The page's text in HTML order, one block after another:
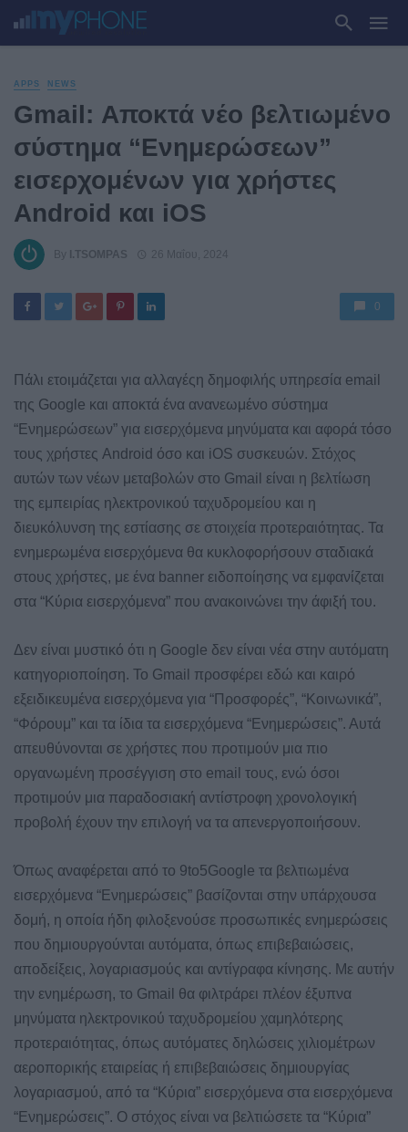
APPS NEWS
Gmail: Αποκτά νέο βελτιωμένο
σύστημα “Ενημερώσεων”
εισερχομένων για χρήστες
Android και iOS
By I.TSOMPAS 26 Μαΐου, 2024
0
Πάλι ετοιμάζεται για αλλαγέςη δημοφιλής υπηρεσία email
της Google και αποκτά ένα ανανεωμένο σύστημα
“Eνημερώσεων” για εισερχόμενα μηνύματα και αφορά τόσο
τους χρήστες Android όσο και iOS συσκευών. Στόχος
αυτών των νέων μεταβολών στο Gmail είναι η βελτίωση
της εμπειρίας ηλεκτρονικού ταχυδρομείου και η
διευκόλυνση της εστίασης σε στοιχεία προτεραιότητας. Τα
ενημερωμένα εισερχόμενα θα κυκλοφορήσουν σταδιακά
στους χρήστες, με ένα banner ειδοποίησης να εμφανίζεται
στα “Κύρια εισερχόμενα” που ανακοινώνει την άφιξή του.
Δεν είναι μυστικό ότι η Google δεν είναι νέα στην αυτόματη
κατηγοριοποίηση. Το Gmail προσφέρει εδώ και καιρό
εξειδικευμένα εισερχόμενα για “Προσφορές”, “Κοινωνικά”,
“Φόρουμ” και τα ίδια τα εισερχόμενα “Ενημερώσεις”. Αυτά
απευθύνονται σε χρήστες που προτιμούν μια πιο
οργανωμένη προσέγγιση στο email τους, ενώ όσοι
προτιμούν μια παραδοσιακή αντίστροφη χρονολογική
προβολή έχουν την επιλογή να τα απενεργοποιήσουν.
Όπως αναφέρεται από το 9to5Google τα βελτιωμένα
εισερχόμενα “Ενημερώσεις” βασίζονται στην υπάρχουσα
δομή, η οποία ήδη φιλοξενούσε προσωπικές ενημερώσεις
που δημιουργούνται αυτόματα, όπως επιβεβαιώσεις,
αποδείξεις, λογαριασμούς και αντίγραφα κίνησης. Με αυτήν
την ενημέρωση, το Gmail θα φιλτράρει πλέον έξυπνα
μηνύματα ηλεκτρονικού ταχυδρομείου χαμηλότερης
προτεραιότητας, όπως αυτόματες δηλώσεις χιλιομέτρων
αεροπορικής εταιρείας ή επιβεβαιώσεις δημιουργίας
λογαριασμού, από τα “Κύρια” εισερχόμενα στα εισερχόμενα
“Ενημερώσεις”. Ο στόχος είναι να βελτιώσετε τα “Κύρια”